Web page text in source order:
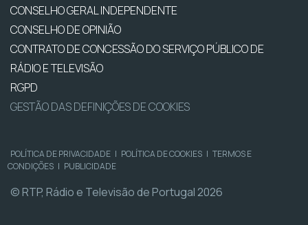
CONSELHO GERAL INDEPENDENTE
CONSELHO DE OPINIÃO
CONTRATO DE CONCESSÃO DO SERVIÇO PÚBLICO DE
RÁDIO E TELEVISÃO
RGPD
GESTÃO DAS DEFINIÇÕES DE COOKIES
POLÍTICA DE PRIVACIDADE | POLÍTICA DE COOKIES | TERMOS E
CONDIÇÕES | PUBLICIDADE
© RTP, Rádio e Televisão de Portugal 2026